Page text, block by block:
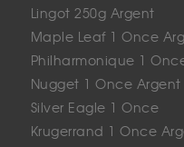
Lingot 250g Argent
Maple Leaf 1 Once
Philharmonique 1
Nugget 1 Once Argent
Silver Eagle 1 Once
Krugerrand 1 Once